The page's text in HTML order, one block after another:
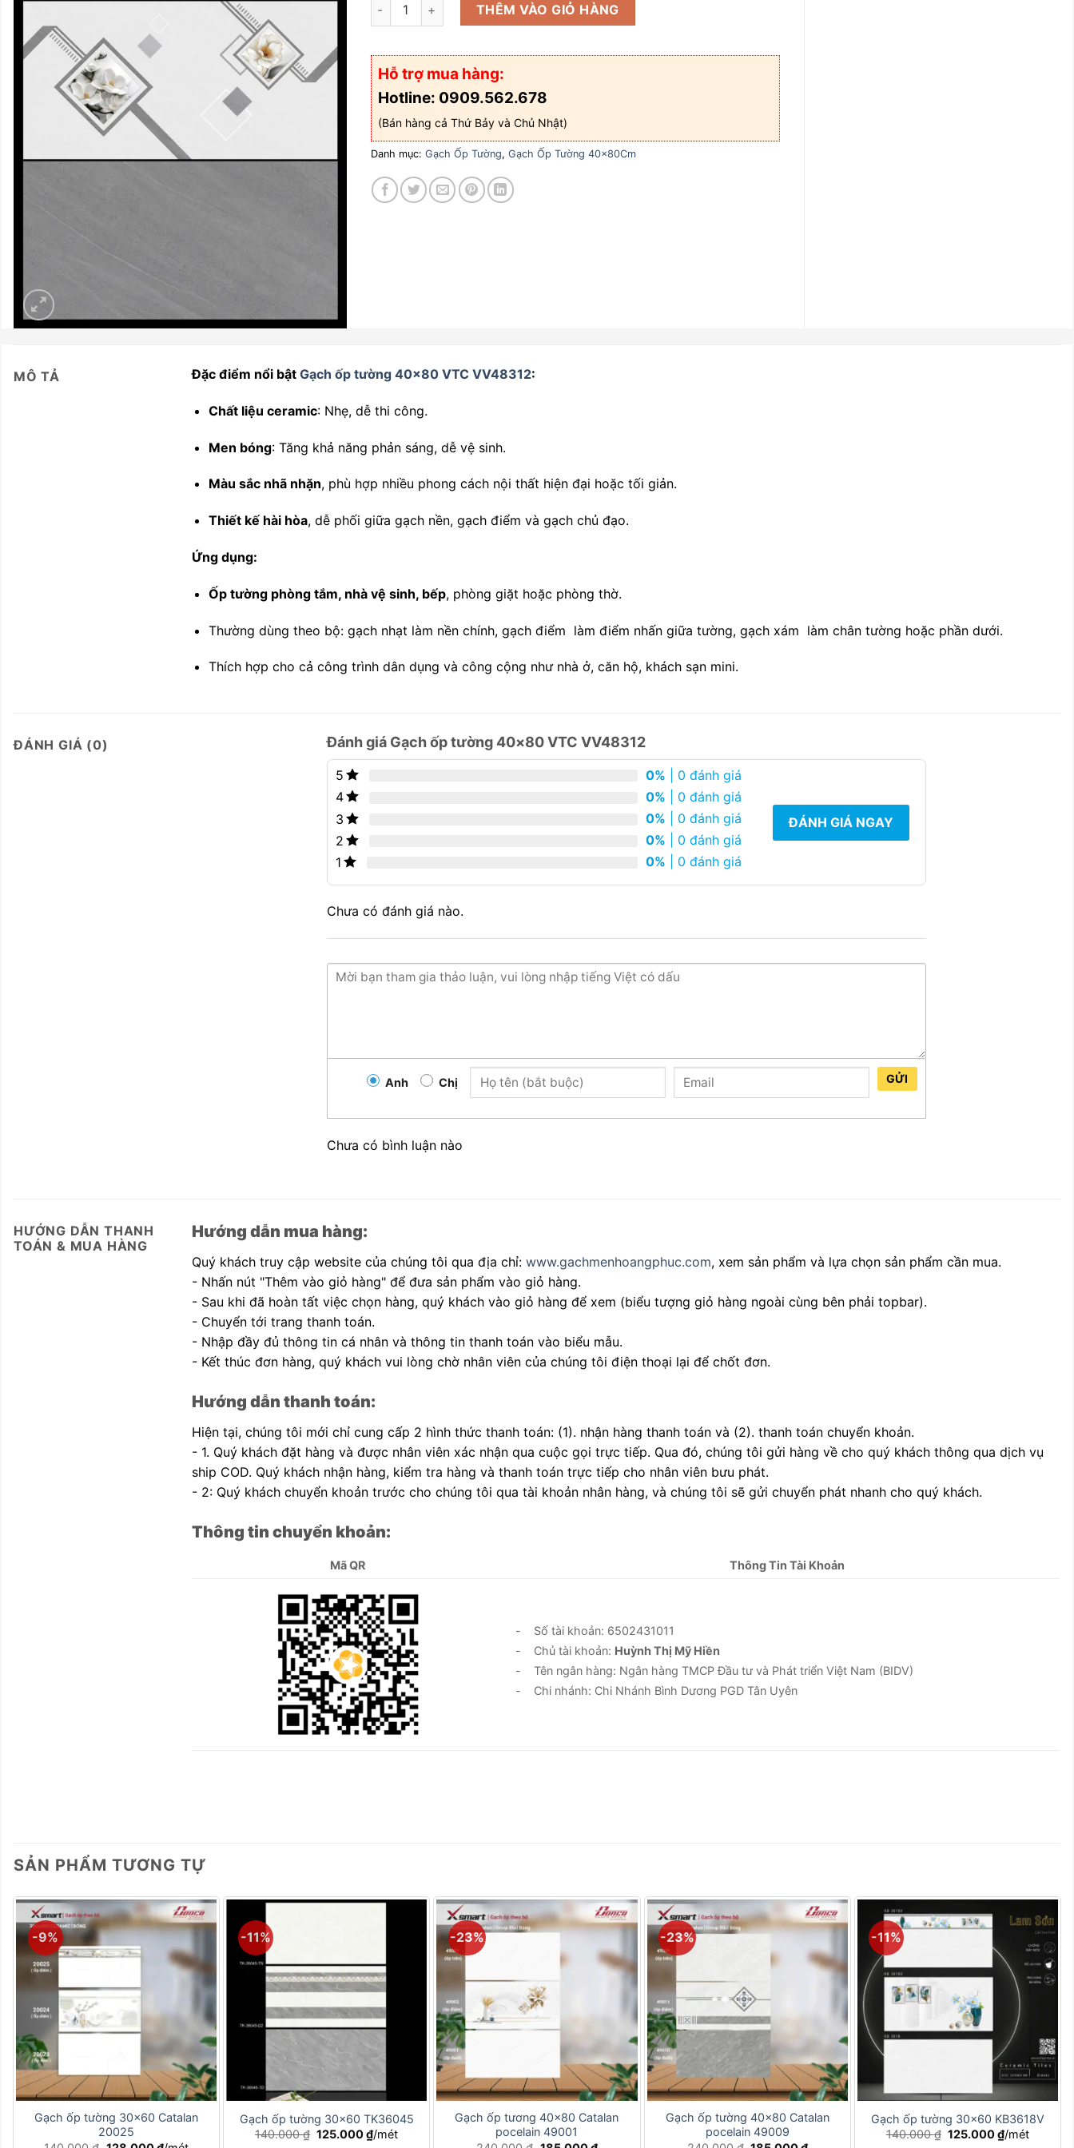
THÊM VÀO GIỎ HÀNG
Hỗ trợ mua hàng:
Hotline: 0909.562.678
(Bán hàng cả Thứ Bảy và Chủ Nhật)
Danh mục: Gạch Ốp Tường, Gạch Ốp Tường 40x80Cm
MÔ TẢ Đặc điểm nổi bậtGạch ốp tường 40×80 VTC VV48312:
Chất liệu ceramic: Nhẹ, dễ thi công.
Men bóng: Tăng khả năng phản sáng, dễ vệ sinh.
Màu sắc nhã nhặn, phù hợp nhiều phong cách nội thất hiện đại hoặc tối giản.
Thiết kế hài hòa, dễ phối giữa gạch nền, gạch điểm và gạch chủ đạo.
Ứng dụng:
Ốp tường phòng tắm, nhà vệ sinh, bếp, phòng giặt hoặc phòng thờ.
Thường dùng theo bộ: gạch nhạt làm nền chính, gạch điểm làm điểm nhấn giữa tường, gạch xám làm chân tường hoặc phần dưới.
Thích hợp cho cả công trình dân dụng và công cộng như nhà ở, căn hộ, khách sạn mini.
ĐÁNH GIÁ (0) Đánh giá Gạch ốp tường 40×80 VTC VV48312
5 0% | 0 đánh giá
4
0% | 0 đánh giá
3
0% | 0 đánh giá
2
0% | 0 đánh giá
1
0% | 0 đánh giá
ĐÁNH GIÁ NGAY
Chưa có đánh giá nào.
Anh Chị GỬI
Chưa có bình luận nào
HƯỚNG DẪN THANH
TOÁN & MUA HÀNG
Hướng dẫn mua hàng:
Quý khách truy cập website của chúng tôi qua địa chỉ:www.gachmenhoangphuc.com, xem sản phẩm và lựa chọn sản phẩm cần mua.
- Nhấn nút "Thêm vào giỏ hàng" để đưa sản phẩm vào giỏ hàng.
- Sau khi đã hoàn tất việc chọn hàng, quý khách vào giỏ hàng để xem (biểu tượng giỏ hàng ngoài cùng bên phải topbar).
- Chuyển tới trang thanh toán.
- Nhập đầy đủ thông tin cá nhân và thông tin thanh toán vào biểu mẫu.
- Kết thúc đơn hàng, quý khách vui lòng chờ nhân viên của chúng tôi điện thoại lại để chốt đơn.
Hướng dẫn thanh toán:
Hiện tại, chúng tôi mới chỉ cung cấp 2 hình thức thanh toán: (1). nhận hàng thanh toán và (2). thanh toán chuyển khoản.
- 1. Quý khách đặt hàng và được nhân viên xác nhận qua cuộc gọi trực tiếp. Qua đó, chúng tôi gửi hàng về cho quý khách thông qua dịch vụ
ship COD. Quý khách nhận hàng, kiểm tra hàng và thanh toán trực tiếp cho nhân viên bưu phát.
- 2: Quý khách chuyển khoản trước cho chúng tôi qua tài khoản nhân hàng, và chúng tôi sẽ gửi chuyển phát nhanh cho quý khách.
Thông tin chuyển khoản:
Mã QR Thông Tin Tài Khoản
- Số tài khoản: 6502431011
- Chủ tài khoản: Huỳnh Thị Mỹ Hiền
- Tên ngân hàng: Ngân hàng TMCP Đầu tư và Phát triển Việt Nam (BIDV)
- Chi nhánh: Chi Nhánh Bình Dương PGD Tân Uyên
SẢN PHẨM TƯƠNG TỰ
-9%
Gạch ốp tường 30×60 Catalan
20025
-11%
+
Gạch ốp tường 30×60 TK36045
140.000₫ Giá
125.000₫Giá
/mét
-23%
+
Gạch ốp tương 40×80 Catalan
pocelain 49001
-23%
+
Gạch ốp tường 40×80 Catalan
pocelain 49009
-11%
+
Gạch ốp tường 30×60 KB3618V
140.000₫ Giá
125.000₫Giá
/mét